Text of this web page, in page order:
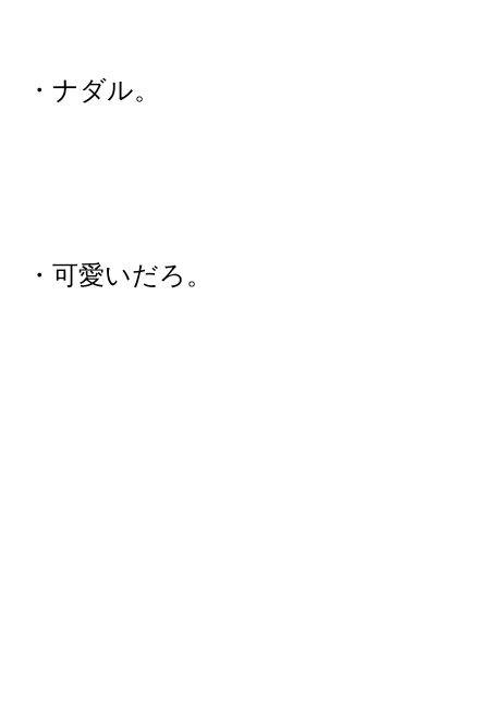
・ナダル。
・可愛いだろ。